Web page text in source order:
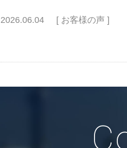
2026.06.04 [ お客様の声 ]